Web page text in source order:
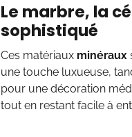
Le marbre, la
sophistiqué
Ces matériaux minéraux
une touche luxueuse,
pour une décoration
tout en restant facile à